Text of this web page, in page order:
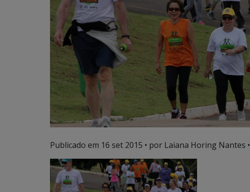
Publicado em 16 set 2015 • por Laiana Horing Nantes •